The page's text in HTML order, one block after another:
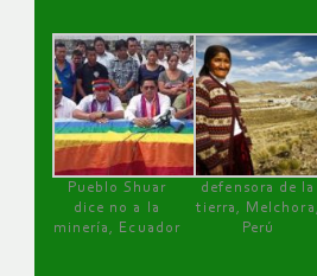
Pueblo Shuar
dice no a la
minería, Ecuador
defensora de la
tierra, Melchora,
Perú